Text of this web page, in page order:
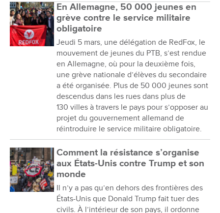
En Allemagne, 50 000 jeunes en
grève contre le service militaire
obligatoire
Jeudi 5 mars, une délégation de RedFox, le
mouvement de jeunes du PTB, s’est rendue
en Allemagne, où pour la deuxième fois,
une grève nationale d’élèves du secondaire
a été organisée. Plus de 50 000 jeunes sont
descendus dans les rues dans plus de
130 villes à travers le pays pour s’opposer au
projet du gouvernement allemand de
réintroduire le service militaire obligatoire.
Comment la résistance s’organise
aux États-Unis contre Trump et son
monde
Il n’y a pas qu’en dehors des frontières des
États-Unis que Donald Trump fait tuer des
civils. À l’intérieur de son pays, il ordonne